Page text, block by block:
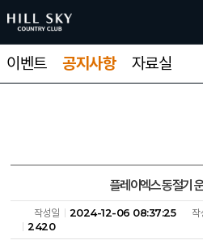
이벤트 공지사항 자료실
플레이엑스 동절기
작성일 2024-12-06 08:37:25 작
2420